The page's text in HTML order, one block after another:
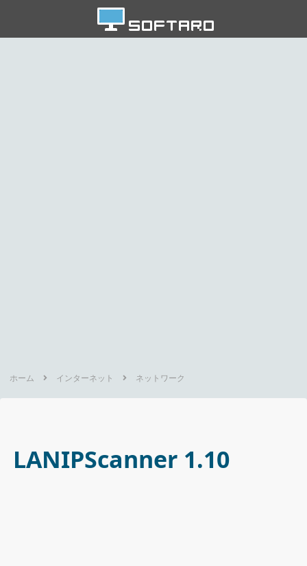
ホーム インターネット ネットワーク
LANIPScanner 1.10